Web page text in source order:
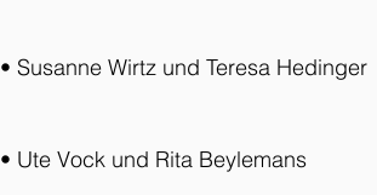
• Susanne Wirtz und Teresa Hedinger
• Ute Vock und Rita Beylemans